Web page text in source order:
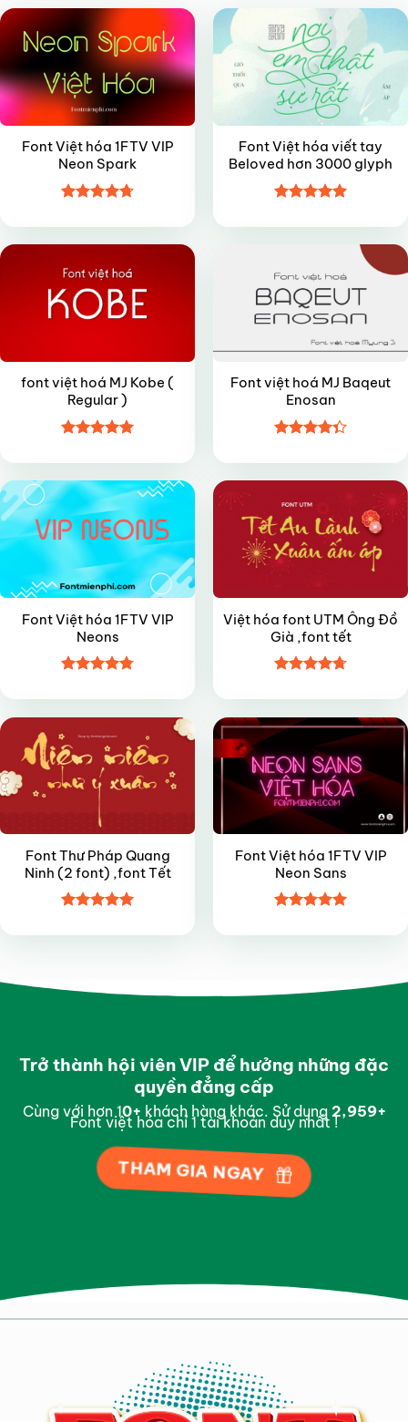
Font Việt hóa 1FTV VIP
Neon Spark
hạng4.75
sao
Font Việt hóa viết tay
Beloved hơn 3000 glyph
hạng55
font việt hoá MJ Kobe (
Regular )
hạng4.95
5 sao
Font việt hoá MJ Baqeut
Enosan
hạng4.35
5 sao
Font Việt hóa 1FTV VIP
Neons
hạng4.85
Việt hóa font UTM Ông Đồ
Già ,font tết
hạng4.75
Font Thư Pháp Quang
Ninh (2 font) ,font Tết
hạng55
Font Việt hóa 1FTV VIP
Neon Sans
hạng55
Trở thành hội viên VIP để hưởng những đặc
quyền đẳng cấp
Cùng với hơn 10+ khách hàng khác. Sử dụng 2,997+
Font việt hóa chỉ 1 tài khoản duy nhất !
THAM GIA NGAY